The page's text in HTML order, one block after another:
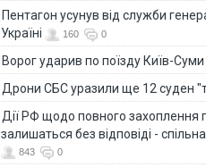
Пентагон усунув від служби
Україні
160 0
Ворог ударив по поїзду Київ-Суми
Дрони СБС уразили ще 12 суден
Дії РФ щодо повного захоплення
залишаться без відповіді -
843 0